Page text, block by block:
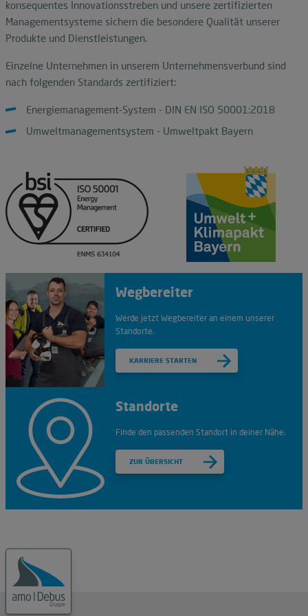
konsequentes Innovationsstreben und unsere zertifizierten
Managementsysteme sichern die besondere Qualität unserer
Produkte und Dienstleistungen.
Einzelne Unternehmen in unserem Unternehmensverbund sind
nach folgenden Standards zertifiziert:
Energiemanagement-System - DIN EN ISO 50001:2018
Umweltmanagementsystem - Umweltpakt Bayern
Wegbereiter
Werde jetzt Wegbereiter an einem unserer
Standorte.
KARRIERE STARTEN
Standorte
Finde den passenden Standort in deiner Nähe.
ZUR ÜBERSICHT